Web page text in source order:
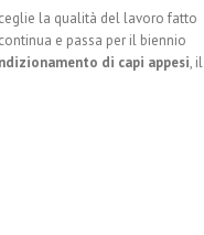
la qualità del lavoro fatto
continua e passa per il biennio
di capi appesi, il